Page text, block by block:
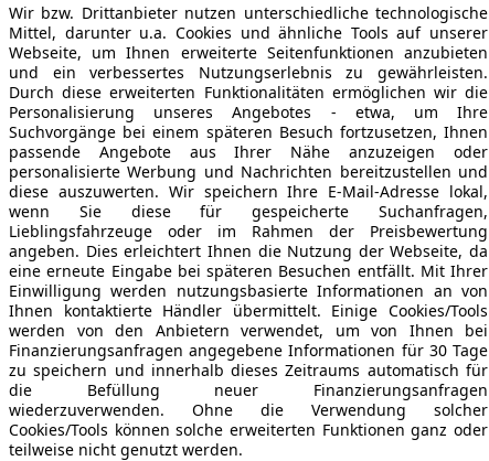
Wir bzw. Drittanbieter nutzen unterschiedliche technologische
Mittel, darunter u.a. Cookies und ähnliche Tools auf unserer
Webseite, um Ihnen erweiterte Seitenfunktionen anzubieten
und ein verbessertes Nutzungserlebnis zu gewährleisten.
Durch diese erweiterten Funktionalitäten ermöglichen wir die
Personalisierung unseres Angebotes - etwa, um Ihre
Suchvorgänge bei einem späteren Besuch fortzusetzen, Ihnen
passende Angebote aus Ihrer Nähe anzuzeigen oder
personalisierte Werbung und Nachrichten bereitzustellen und
diese auszuwerten. Wir speichern Ihre E-Mail-Adresse lokal,
wenn Sie diese für gespeicherte Suchanfragen,
Lieblingsfahrzeuge oder im Rahmen der Preisbewertung
angeben. Dies erleichtert Ihnen die Nutzung der Webseite, da
eine erneute Eingabe bei späteren Besuchen entfällt. Mit Ihrer
Einwilligung werden nutzungsbasierte Informationen an von
Ihnen kontaktierte Händler übermittelt. Einige Cookies/Tools
werden von den Anbietern verwendet, um von Ihnen bei
Finanzierungsanfragen angegebene Informationen für 30 Tage
zu speichern und innerhalb dieses Zeitraums automatisch für
die Befüllung neuer Finanzierungsanfragen
wiederzuverwenden. Ohne die Verwendung solcher
Cookies/Tools können solche erweiterten Funktionen ganz oder
teilweise nicht genutzt werden.